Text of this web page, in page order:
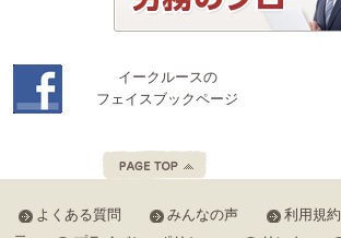
イークルースの
フェイスブックページ
よくある質問 みんなの声 利用規約